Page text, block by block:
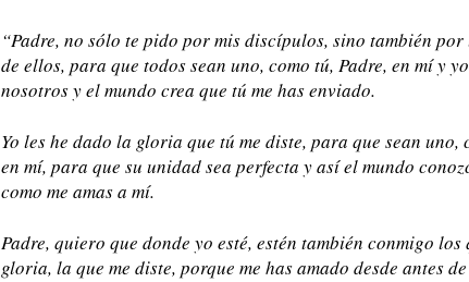
“Padre, no sólo te pido por mis discípulos, sino también
de ellos, para que todos sean uno, como tú, Padre, en mí y
nosotros y el mundo crea que tú me has enviado.
Yo les he dado la gloria que tú me diste, para que sean uno,
en mí, para que su unidad sea perfecta y así el mundo
como me amas a mí.
Padre, quiero que donde yo esté, estén también conmigo
gloria, la que me diste, porque me has amado desde antes